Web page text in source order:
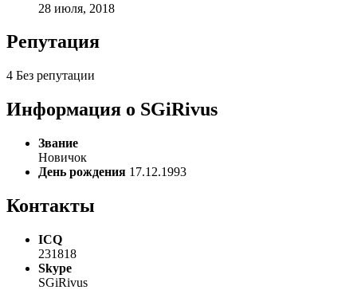
28 июля, 2018
Репутация
4 Без репутации
Информация о SGiRivus
Звание
Новичок
День рождения 17.12.1993
Контакты
ICQ
231818
Skype
SGiRivus